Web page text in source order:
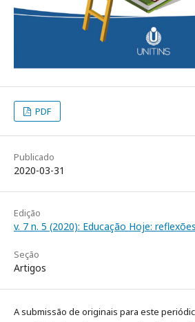
PDF
Publicado
2020-03-31
Edição
v. 7 n. 5 (2020): Educação Hoje:
Seção
Artigos
A submissão de originais para este